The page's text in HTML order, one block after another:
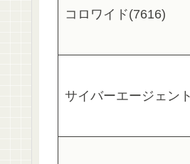
コロワイド(7616)
サイバーエージェン